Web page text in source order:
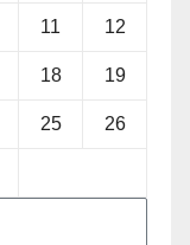
11 12
18 19
25 26